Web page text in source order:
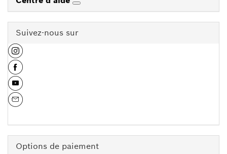
Suivez-nous sur
Options de paiement